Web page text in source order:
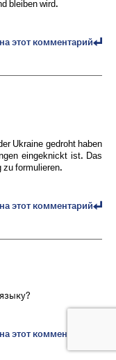
bleiben wird.
этот комментарий
Ukraine gedroht haben
eingeknickt ist. Das
zu formulieren.
этот комментарий
этот комментарий